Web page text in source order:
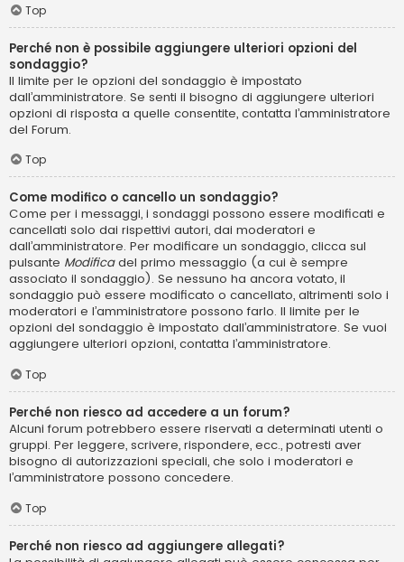
Top
Perché non è possibile aggiungere ulteriori opzioni del
sondaggio?
Il limite per le opzioni del sondaggio è impostato
dall’amministratore. Se senti il bisogno di aggiungere ulteriori
opzioni di risposta a quelle consentite, contatta l’amministratore
del Forum.
Top
Come modifico o cancello un sondaggio?
Come per i messaggi, i sondaggi possono essere modificati e
cancellati solo dai rispettivi autori, dai moderatori e
dall’amministratore. Per modificare un sondaggio, clicca sul
pulsante Modificadel primo messaggio (a cui è sempre
associato il sondaggio). Se nessuno ha ancora votato, il
sondaggio può essere modificato o cancellato, altrimenti solo i
moderatori e l’amministratore possono farlo. Il limite per le
opzioni del sondaggio è impostato dall’amministratore. Se vuoi
aggiungere ulteriori opzioni, contatta l’amministratore.
Top
Perché non riesco ad accedere a un forum?
Alcuni forum potrebbero essere riservati a determinati utenti o
gruppi. Per leggere, scrivere, rispondere, ecc., potresti aver
bisogno di autorizzazioni speciali, che solo i moderatori e
l’amministratore possono concedere.
Top
Perché non riesco ad aggiungere allegati?